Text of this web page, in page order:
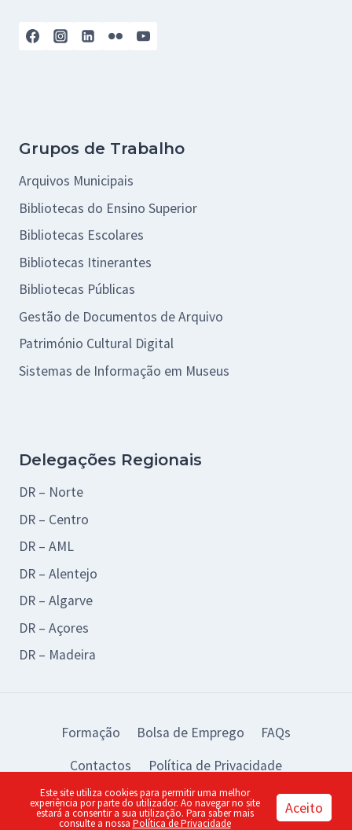
Grupos de Trabalho
Arquivos Municipais
Bibliotecas do Ensino Superior
Bibliotecas Escolares
Bibliotecas Itinerantes
Bibliotecas Públicas
Gestão de Documentos de Arquivo
Património Cultural Digital
Sistemas de Informação em Museus
Delegações Regionais
DR – Norte
DR – Centro
DR – AML
DR – Alentejo
DR – Algarve
DR – Açores
DR – Madeira
Formação Bolsa de Emprego
FAQs
Contactos
Política de Privacidade
© 2026 BAD Design by:piu
Este site utiliza cookies para permitir uma melhor
experiência por parte do utilizador. Ao navegar no site
estará a consentir a sua utilização. Para saber mais
consulte a nossa Política de Privacidade
Aceito